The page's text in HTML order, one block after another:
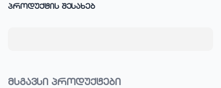
პროდუქტის შესახებ
მსგავსი პროდუქტები